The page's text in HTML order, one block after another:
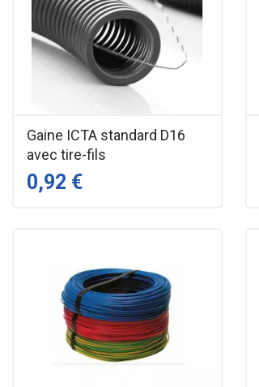
Gaine ICTA standard D16
avec tire-fils
0,92 €